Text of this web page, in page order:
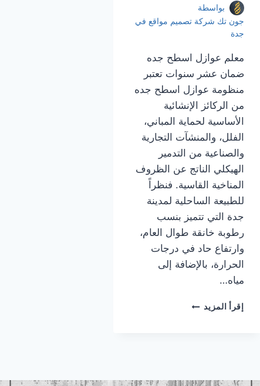
بواسطة
جون تك شركة تصميم مواقع في
جدة
معلم عوازل اسطح جده
ضمان عشر سنوات تعتبر
منظومة عوازل اسطح جده
من الركائز الإنشائية
الأساسية لحماية المباني،
الفلل، والمنشآت التجارية
والصناعية من التدمير
الهيكلي الناتج عن الظروف
المناخية القاسية. فنظراً
للطبيعة الساحلية لمدينة
جدة التي تتميز بنسب
رطوبة خانقة طوال العام،
وارتفاع حاد في درجات
الحرارة، بالإضافة إلى
مياه…
إقرأ المزيد معلم
اسطح